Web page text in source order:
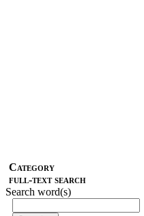
Category
full-text search
Search word(s)